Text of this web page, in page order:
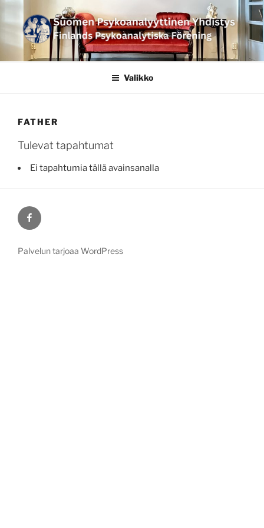
sisältöön
SUOMEN
PSYKOANALYYTTINEN
PSYKOANALYTISKA
Valikko
FATHER
Tulevat tapahtumat
Ei tapahtumia tällä avainsanalla
Facebook
Palvelun tarjoaa WordPress